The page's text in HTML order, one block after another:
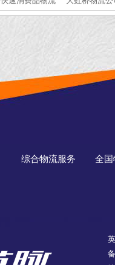
综合物流服务 全国